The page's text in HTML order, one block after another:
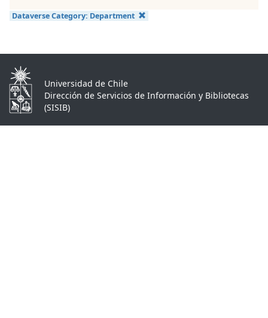
Dataverse Category: Department
Universidad de Chile
Dirección de Servicios de Información y Bibliotecas
(SISIB)